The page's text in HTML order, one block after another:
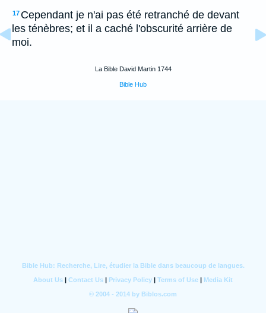
17 Cependant je n'ai pas été retranché de devant
les ténèbres; et il a caché l'obscurité arrière de
moi.
La Bible David Martin 1744
Bible Hub